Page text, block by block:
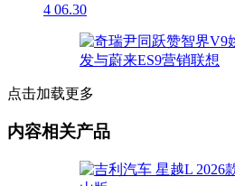
4 06.30
点击加载更多
内容相关产品